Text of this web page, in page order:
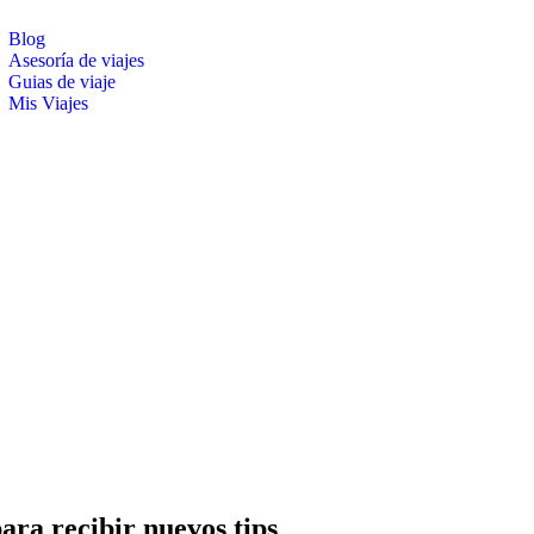
Blog
Asesoría de viajes
Guias de viaje
Mis Viajes